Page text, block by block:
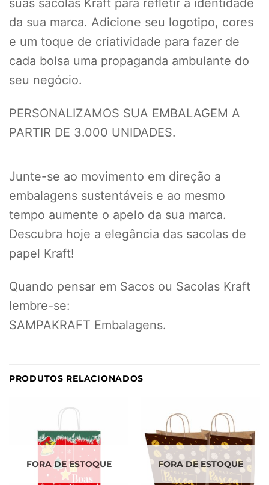
da sua marca. Adicione seu logotipo, cores
e um toque de criatividade para fazer de
cada bolsa uma propaganda ambulante do
seu negócio.
PERSONALIZAMOS SUA EMBALAGEM A
PARTIR DE 3.000 UNIDADES.
Junte-se ao movimento em direção a
embalagens sustentáveis e ao mesmo
tempo aumente o apelo da sua marca.
Descubra hoje a elegância das sacolas de
papel Kraft!
Quando pensar em Sacos ou Sacolas Kraft
lembre-se:
SAMPAKRAFT Embalagens.
PRODUTOS RELACIONADOS
FORA DE ESTOQUE FORA DE ESTOQUE